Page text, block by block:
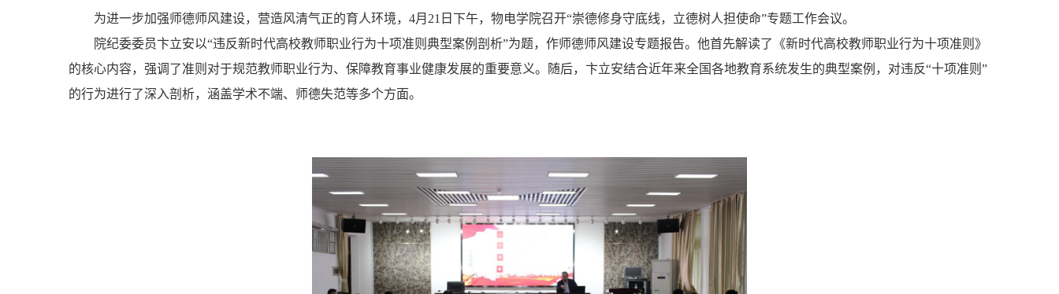
为进一步加强师德师风建设，营造风清气正的育人环境，4月21日下午，物电学院召开“崇德修身守底线，立德树人担使命”专题工作会议。
院纪委委员卞立安以“违反新时代高校教师职业行为十项准则典型案例剖析”为题，作师德师风建设专题报告。他首先解读了《新时代高校教师职业行为十项准则》
的核心内容，强调了准则对于规范教师职业行为、保障教育事业健康发展的重要意义。随后，卞立安结合近年来全国各地教育系统发生的典型案例，对违反“十项准则”
的行为进行了深入剖析，涵盖学术不端、师德失范等多个方面。